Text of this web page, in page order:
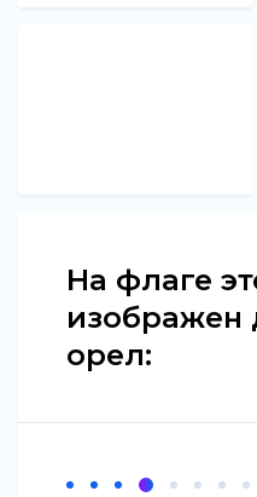
На флаге
изображен
орел: